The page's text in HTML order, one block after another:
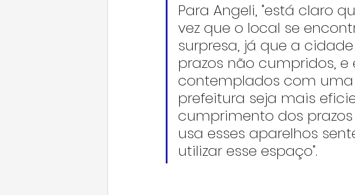
Para Angeli, "está claro
vez que o local se
surpresa, já que a
prazos não cumpridos,
contemplados com uma
prefeitura seja mais
cumprimento dos
usa esses aparelhos
utilizar esse espaço".